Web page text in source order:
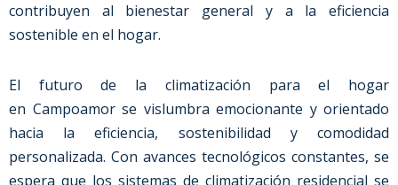
contribuyen al bienestar general y a la eficiencia
sostenible en el hogar.
El futuro de la climatización para el hogar
en Campoamorse vislumbra emocionante y orientado
hacia la eficiencia, sostenibilidad y comodidad
personalizada. Con avances tecnológicos constantes, se
espera que los sistemas de climatización residencial se